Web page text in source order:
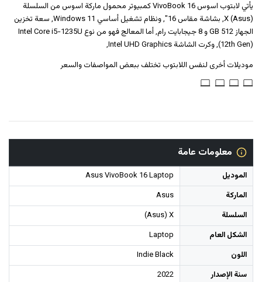
يأتي لابتوب اسوس‎‎ ‎VivoBook ‎16‎‎ ‎كمبيوتر محمول‎ ماركة اسوس من السلسلة
(Asus) X, بشاشة مقاس 16", ونظام تشغيل أساسي Windows 11, سعة تخزين
الجهاز 512 GB و 8 جيجابايت رام, أما المعالج فهو من نوع Intel Core i5-1235U
(12th Gen), وكرت الشاشة Intel UHD Graphics,
موديلات أخرى لنفس اللابتوب تختلف ببعض المواصفات والسعر
معلومات عامة
الموديل
Asus VivoBook 16 Laptop
الماركة
Asus
السلسلة
(Asus) X
الشكل العام
Laptop
اللون
Indie Black
سنة الإصدار
2022